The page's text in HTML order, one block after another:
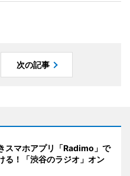
次の記事
スマホアプリ「Radimo」で
る！「渋谷のラジオ」オン